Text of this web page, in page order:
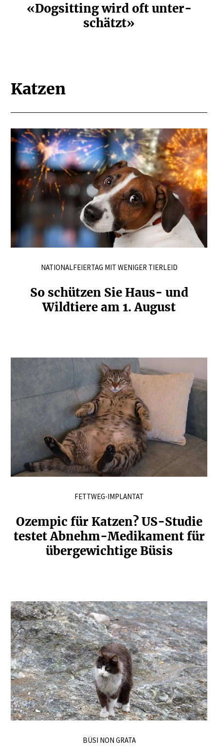
«Dogsitting wird oft unter­
schätzt»
Katzen
NATIONALFEIERTAG MIT WENIGER TIERLEID
So schützen Sie Haus- und
Wildtiere am 1. August
FETTWEG-IMPLANTAT
Ozempic für Katzen? US-Studie
testet Abnehm-Medikament für
überge­wichtige Büsis
BÜSI NON GRATA